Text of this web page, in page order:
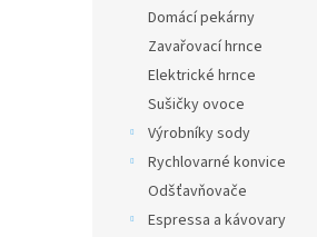
Domácí pekárny
Zavařovací hrnce
Elektrické hrnce
Sušičky ovoce
Výrobníky sody
Rychlovarné konvice
Odšťavňovače
Espressa a kávovary